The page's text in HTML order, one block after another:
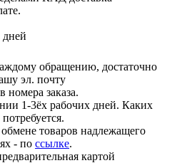
дней
обращению, достаточно
эл. почту
номера заказа.
1-3ёх рабочих дней. Каких
товаров надлежащего
- по ссылке.
картой